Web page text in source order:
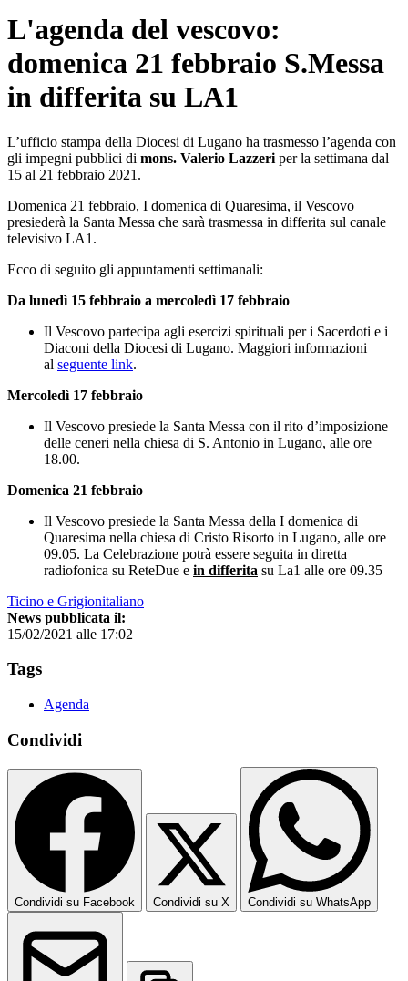
L'agenda del vescovo:
domenica 21 febbraio S.Messa
in differita su LA1
L’ufficio stampa della Diocesi di Lugano ha trasmesso l’agenda con
gli impegni pubblici di mons. Valerio Lazzeri per la settimana dal
15 al 21 febbraio 2021.
Domenica 21 febbraio, I domenica di Quaresima, il Vescovo
presiederà la Santa Messa che sarà trasmessa in differita sul canale
televisivo LA1.
Ecco di seguito gli appuntamenti settimanali:
Da lunedì 15 febbraio a mercoledì 17 febbraio
Il Vescovo partecipa agli esercizi spirituali per i Sacerdoti e i
Diaconi della Diocesi di Lugano. Maggiori informazioni
al seguente link.
Mercoledì 17 febbraio
Il Vescovo presiede la Santa Messa con il rito d’imposizione
delle ceneri nella chiesa di S. Antonio in Lugano, alle ore
18.00.
Domenica 21 febbraio
Il Vescovo presiede la Santa Messa della I domenica di
Quaresima nella chiesa di Cristo Risorto in Lugano, alle ore
09.05. La Celebrazione potrà essere seguita in diretta
radiofonica su ReteDue e in differita su La1 alle ore 09.35
Ticino e Grigionitaliano
News pubblicata il:
15/02/2021 alle 17:02
Tags
Agenda
Condividi
Condividi su Facebook Condividi su X Condividi su WhatsApp